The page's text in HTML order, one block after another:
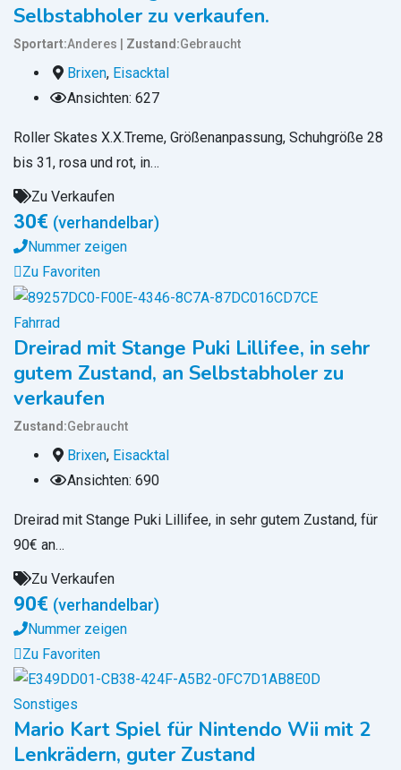
Selbstabholer zu verkaufen.
Sportart Anderes Zustand Gebraucht
Brixen, Eisacktal
Ansichten: 627
Roller Skates X.X.Treme, Größenanpassung, Schuhgröße 28
bis 31, rosa und rot, in…
Zu Verkaufen
30€ (verhandelbar)
Nummer zeigen
Zu Favoriten
Fahrrad
Dreirad mit Stange Puki Lillifee, in sehr
gutem Zustand, an Selbstabholer zu
verkaufen
Zustand Gebraucht
Brixen, Eisacktal
Ansichten: 690
Dreirad mit Stange Puki Lillifee, in sehr gutem Zustand, für
90€ an…
Zu Verkaufen
90€ (verhandelbar)
Nummer zeigen
Zu Favoriten
Sonstiges
Mario Kart Spiel für Nintendo Wii mit 2
Lenkrädern, guter Zustand